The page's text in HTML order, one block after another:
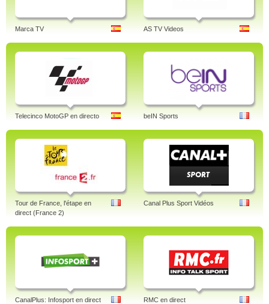
Marca TV AS TV Videos
Telecinco MotoGP en directo beIN Sports
Tour de France, l'étape en
direct (France 2)
Canal Plus Sport Vidéos
CanalPlus: Infosport en direct RMC en direct